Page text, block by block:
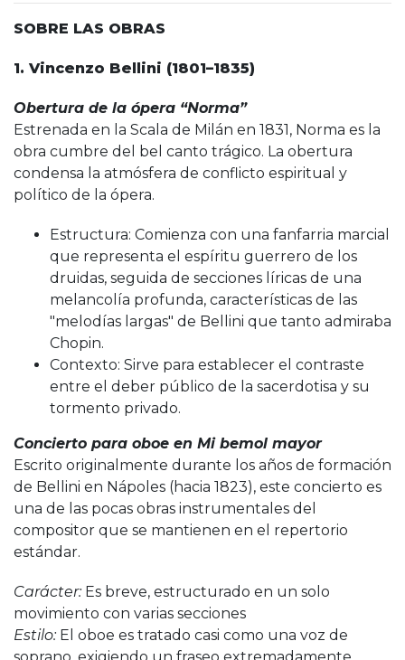
SOBRE LAS OBRAS
1. Vincenzo Bellini (1801–1835)
Obertura de la ópera “Norma”
Estrenada en la Scala de Milán en 1831, Norma es la
obra cumbre del bel canto trágico. La obertura
condensa la atmósfera de conflicto espiritual y
político de la ópera.
Estructura: Comienza con una fanfarria marcial
que representa el espíritu guerrero de los
druidas, seguida de secciones líricas de una
melancolía profunda, características de las
"melodías largas" de Bellini que tanto admiraba
Chopin.
Contexto: Sirve para establecer el contraste
entre el deber público de la sacerdotisa y su
tormento privado.
Concierto para oboe en Mi bemol mayor
Escrito originalmente durante los años de formación
de Bellini en Nápoles (hacia 1823), este concierto es
una de las pocas obras instrumentales del
compositor que se mantienen en el repertorio
estándar.
Carácter: Es breve, estructurado en un solo
movimiento con varias secciones
Estilo: El oboe es tratado casi como una voz de